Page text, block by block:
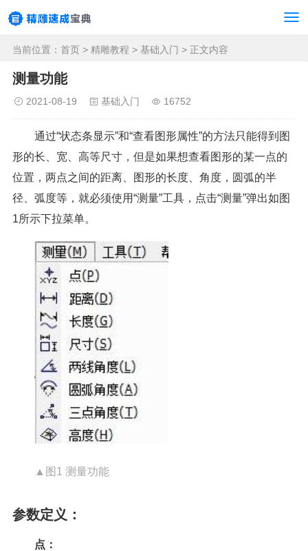
当前位置： 首页 > 精雕教程 > 基础入门 > 正文内容
测量功能
2021-08-19 基础入门 16752
通过“状态条显示”和“查看图形属性”的方法只能得到图
形的长、宽、高等尺寸，但是如果想查看图形的某一点的
位置，两点之间的距离、图形的长度、角度，圆弧的半
径、弧度等，就必须使用“测量”工具，点击“测量”弹出如图
1所示下拉菜单。
▲图1 测量功能
参数定义：
点：